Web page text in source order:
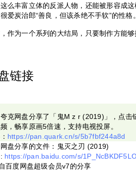
么丰富立体的反派人物，还能被形容成
爱炭治郎“善良，但该杀绝不手软”的性格。
作为一个系列的大结局，只要制作方能
链接
克网盘分享了「鬼M z r (2019)」，点击
，畅享原画5倍速，支持电视投屏。
https://pan.quark.cn/s/5b7fbf244a8d
盘分享的文件：鬼灭之刃 (2019)
https://pan.baidu.com/s/
百度网盘超级会员v7的分享